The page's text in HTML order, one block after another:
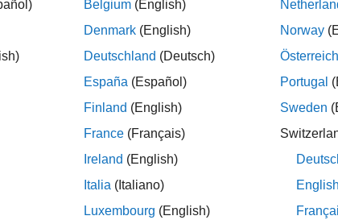
Belgium (English)
Denmark (English)
Deutschland (Deutsch)
España (Español)
Finland (English)
France (Français)
Ireland (English)
Italia (Italiano)
Luxembourg (English)
Norway
Österreich
Portugal
Sweden
English